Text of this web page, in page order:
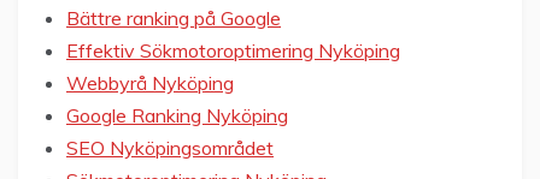
Bättre ranking på Google
Effektiv Sökmotoroptimering Nyköping
Webbyrå Nyköping
Google Ranking Nyköping
SEO Nyköpingsområdet